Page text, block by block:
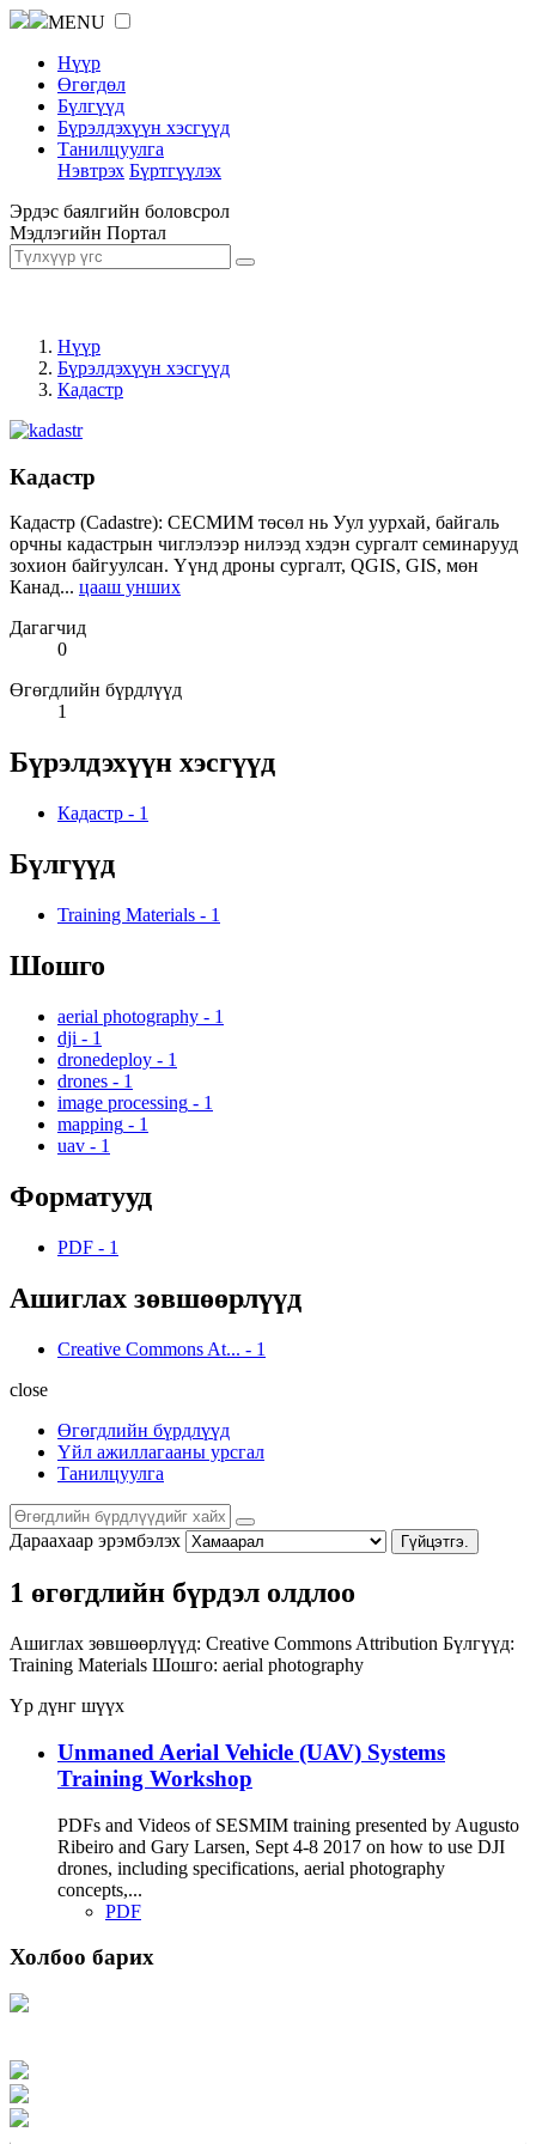
MENU
Нүүр
Өгөгдөл
Бүлгүүд
Бүрэлдэхүүн хэсгүүд
Танилцуулга
Нэвтрэх Бүртгүүлэх
Эрдэс баялгийн боловсрол
Мэдлэгийн Портал
Нүүр
Бүрэлдэхүүн хэсгүүд
Кадастр
Кадастр
Кадастр (Cadastre): СЕСМИМ төсөл нь Уул уурхай, байгаль
орчны кадастрын чиглэлээр нилээд хэдэн сургалт семинарууд
зохион байгуулсан. Үүнд дроны сургалт, QGIS, GIS, мөн
Канад... цааш унших
Дагагчид
0
Өгөгдлийн бүрдлүүд
1
Бүрэлдэхүүн хэсгүүд
Кадастр - 1
Бүлгүүд
Training Materials - 1
Шошго
aerial photography - 1
dji - 1
dronedeploy - 1
drones - 1
image processing - 1
mapping - 1
uav - 1
Форматууд
PDF - 1
Ашиглах зөвшөөрлүүд
Creative Commons At... - 1
close
Өгөгдлийн бүрдлүүд
Үйл ажиллагааны урсгал
Танилцуулга
Дараахаар эрэмбэлэх Гүйцэтгэ.
1 өгөгдлийн бүрдэл олдлоо
Ашиглах зөвшөөрлүүд: Creative Commons Attribution Бүлгүүд:
Training Materials Шошго: aerial photography
Үр дүнг шүүх
Unmaned Aerial Vehicle (UAV) Systems
Training Workshop
PDFs and Videos of SESMIM training presented by Augusto
Ribeiro and Gary Larsen, Sept 4-8 2017 on how to use DJI
drones, including specifications, aerial photography
concepts,...
PDF
Холбоо барих